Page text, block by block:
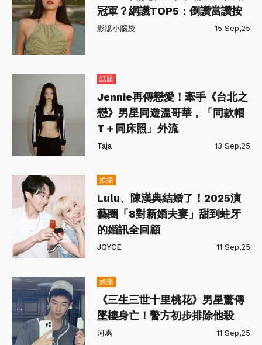
冠軍？網議TOP5：倒讚當讚按
影憶小腦袋 15 Sep,25
話題
Jennie再傳戀愛！牽手《台北之
戀》男星同遊溫哥華，「同款帽
T＋同床照」外流
Taja 13 Sep,25
娛樂
Lulu、陳漢典結婚了！2025演
藝圈「8對新婚夫妻」甜到蛀牙
的婚訊全回顧
JOYCE 11 Sep,25
娛樂
《三生三世十里桃花》男星驚傳
墜樓身亡！警方初步排除他殺
河馬 11 Sep,25